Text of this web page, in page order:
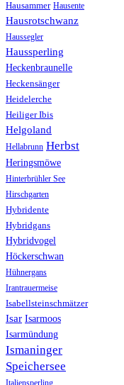
Hausammer Hausente
Hausrotschwanz
Haussegler
Haussperling
Heckenbraunelle
Heckensänger
Heidelerche
Heiliger Ibis
Helgoland
Hellabrunn Herbst
Heringsmöwe
Hinterbrühler See
Hirschgarten
Hybridente
Hybridgans
Hybridvogel
Höckerschwan
Hühnergans
Irantrauermeise
Isabellsteinschmätzer
Isar Isarmoos
Isarmündung
Ismaninger
Speichersee